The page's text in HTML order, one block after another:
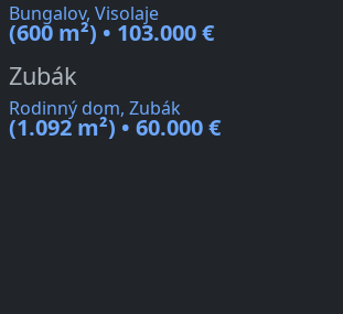
Bungalov, Visolaje
(600 m²) • 103.000 €
Zubák
Rodinný dom, Zubák
(1.092 m²) • 60.000 €